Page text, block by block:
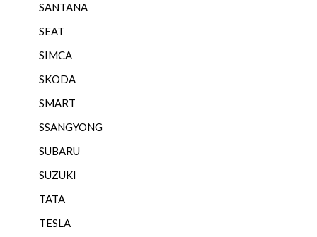
SANTANA
SEAT
SIMCA
SKODA
SMART
SSANGYONG
SUBARU
SUZUKI
TATA
TESLA